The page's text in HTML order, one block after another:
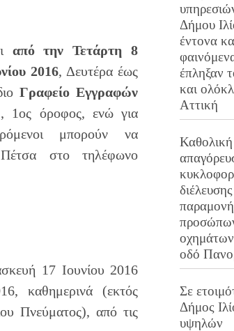
από την Τετάρτη 8
2016, Δευτέρα έως
Γραφείο Εγγραφών
1ος όροφος, ενώ για
μπορούν να
Πέτσα στο τηλέφωνο
17 Ιουνίου 2016
καθημερινά (εκτός
Πνεύματος), από τις
Δήμου
έντονα
έπληξαν
και
Αττική
Καθολική
οχημάτων
οδό
Σε
Δήμος
υψηλών